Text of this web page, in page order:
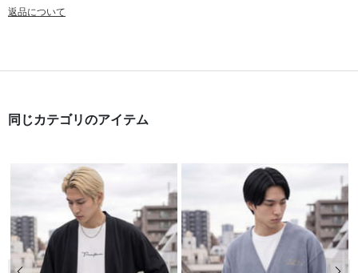
返品について
同じカテゴリのアイテム
前の画像 次